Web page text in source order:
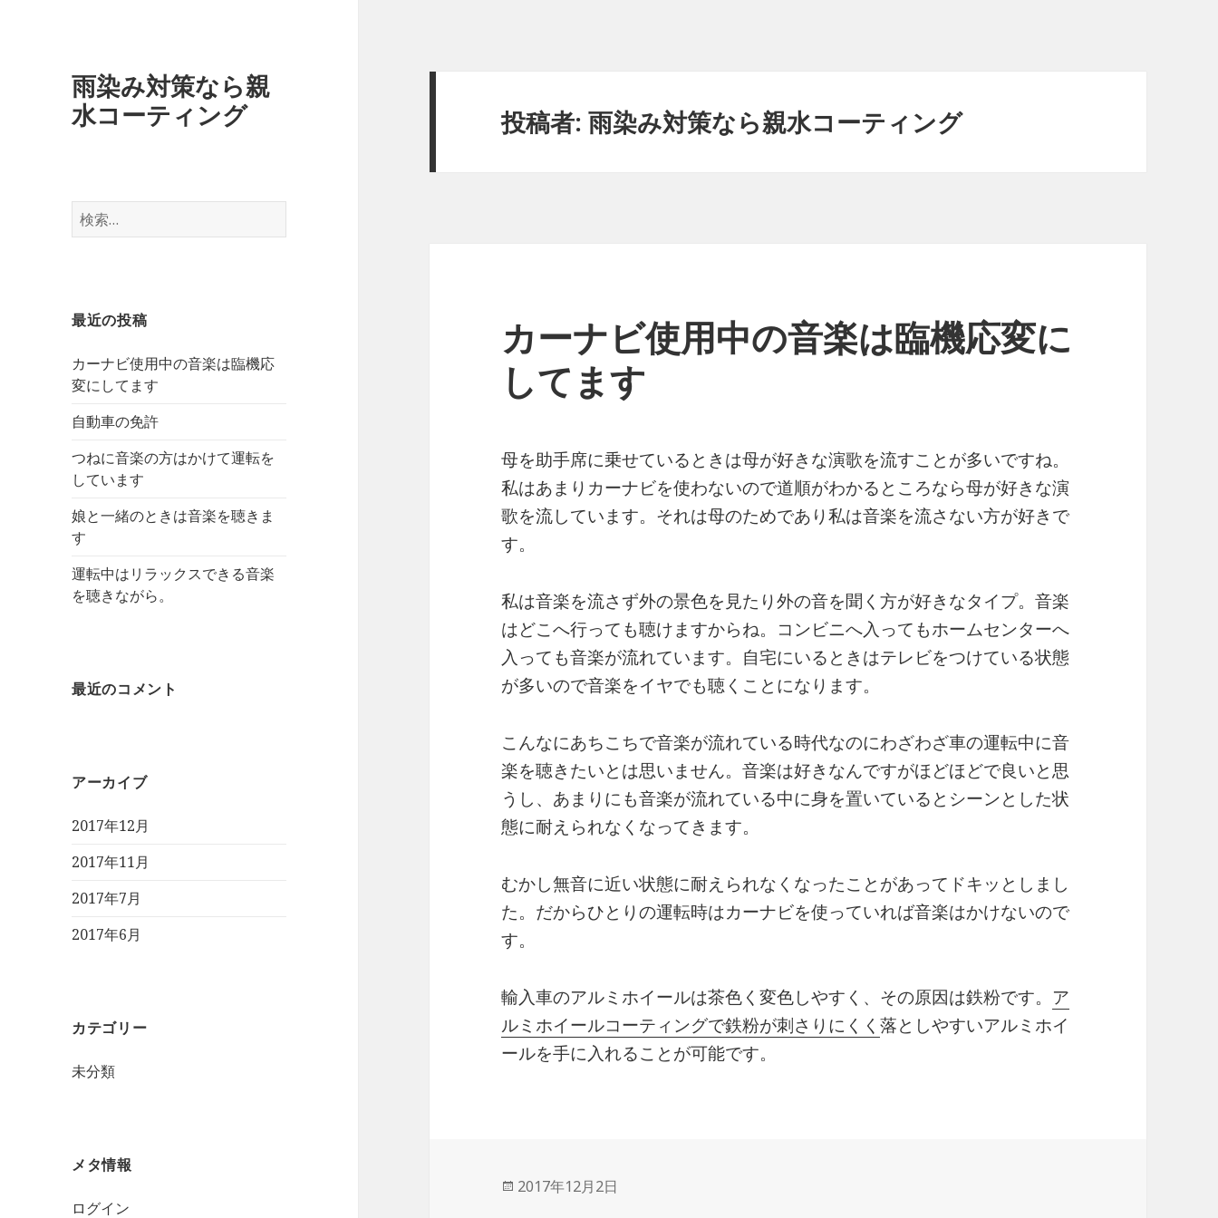
雨染み対策なら親
水コーティング
検
索
最近の投稿
カーナビ使用中の音楽は臨機応
変にしてます
自動車の免許
つねに音楽の方はかけて運転を
しています
娘と一緒のときは音楽を聴きま
す
運転中はリラックスできる音楽
を聴きながら。
最近のコメント
アーカイブ
2017年12月
2017年11月
2017年7月
2017年6月
カテゴリー
未分類
メタ情報
ログイン
投稿者:雨染み対策なら親水コーティング
カーナビ使用中の音楽は臨機応変に
してます
母を助手席に乗せているときは母が好きな演歌を流すことが多いですね。
私はあまりカーナビを使わないので道順がわかるところなら母が好きな演
歌を流しています。それは母のためであり私は音楽を流さない方が好きで
す。
私は音楽を流さず外の景色を見たり外の音を聞く方が好きなタイプ。音楽
はどこへ行っても聴けますからね。コンビニへ入ってもホームセンターへ
入っても音楽が流れています。自宅にいるときはテレビをつけている状態
が多いので音楽をイヤでも聴くことになります。
こんなにあちこちで音楽が流れている時代なのにわざわざ車の運転中に音
楽を聴きたいとは思いません。音楽は好きなんですがほどほどで良いと思
うし、あまりにも音楽が流れている中に身を置いているとシーンとした状
態に耐えられなくなってきます。
むかし無音に近い状態に耐えられなくなったことがあってドキッとしまし
た。だからひとりの運転時はカーナビを使っていれば音楽はかけないので
す。
輸入車のアルミホイールは茶色く変色しやすく、その原因は鉄粉です。 ア
ルミホイールコーティングで鉄粉が刺さりにくく落としやすいアルミホイ
ールを手に入れることが可能です。
投
2017年12月2日